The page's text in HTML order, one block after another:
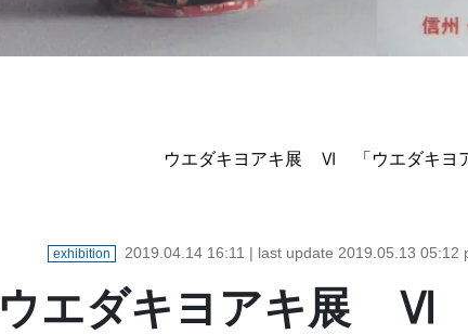
ウエダキヨアキ展 Ⅵ 「ウエダキヨア
exhibition 2019.04.14 16:11 | last update 2019.05.13 05:12
ウエダキヨアキ展 Ⅵ